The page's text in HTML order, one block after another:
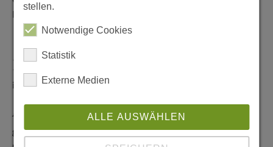
Freitag 08:00 bis 15:00
Redaktionelle Anfragen
info@stadtglanz.de
Anzeigen-Service
graen@mediaworldgmbh.deoder
stellen.
Notwendige Cookies
Statistik
Externe Medien
ALLE AUSWÄHLEN